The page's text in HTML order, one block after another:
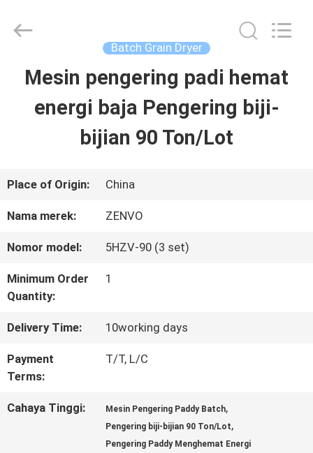
RUMAH
TENTANG
KAMI
PABRIK
KONTROL
KUALITAS
HUBUNGI
TECHNOLOGY
Batch Grain Dryer
Mesin pengering padi hemat
energi baja Pengering biji-
bijian 90 Ton/Lot
Place of Origin: China
Nama merek: ZENVO
Nomor model: 5HZV-90 (3 set)
Minimum Order
Quantity:
1
Delivery Time: 10working days
Payment
Terms:
T/T, L/C
Cahaya Tinggi: Mesin Pengering Paddy Batch,
Pengering biji-bijian 90 Ton/Lot,
Pengering Paddy Menghemat Energi